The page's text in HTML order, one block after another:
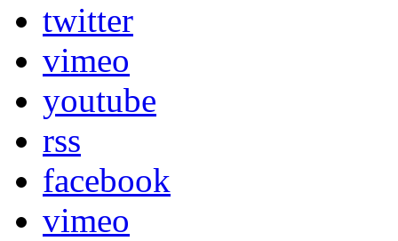
twitter
vimeo
youtube
rss
facebook
vimeo